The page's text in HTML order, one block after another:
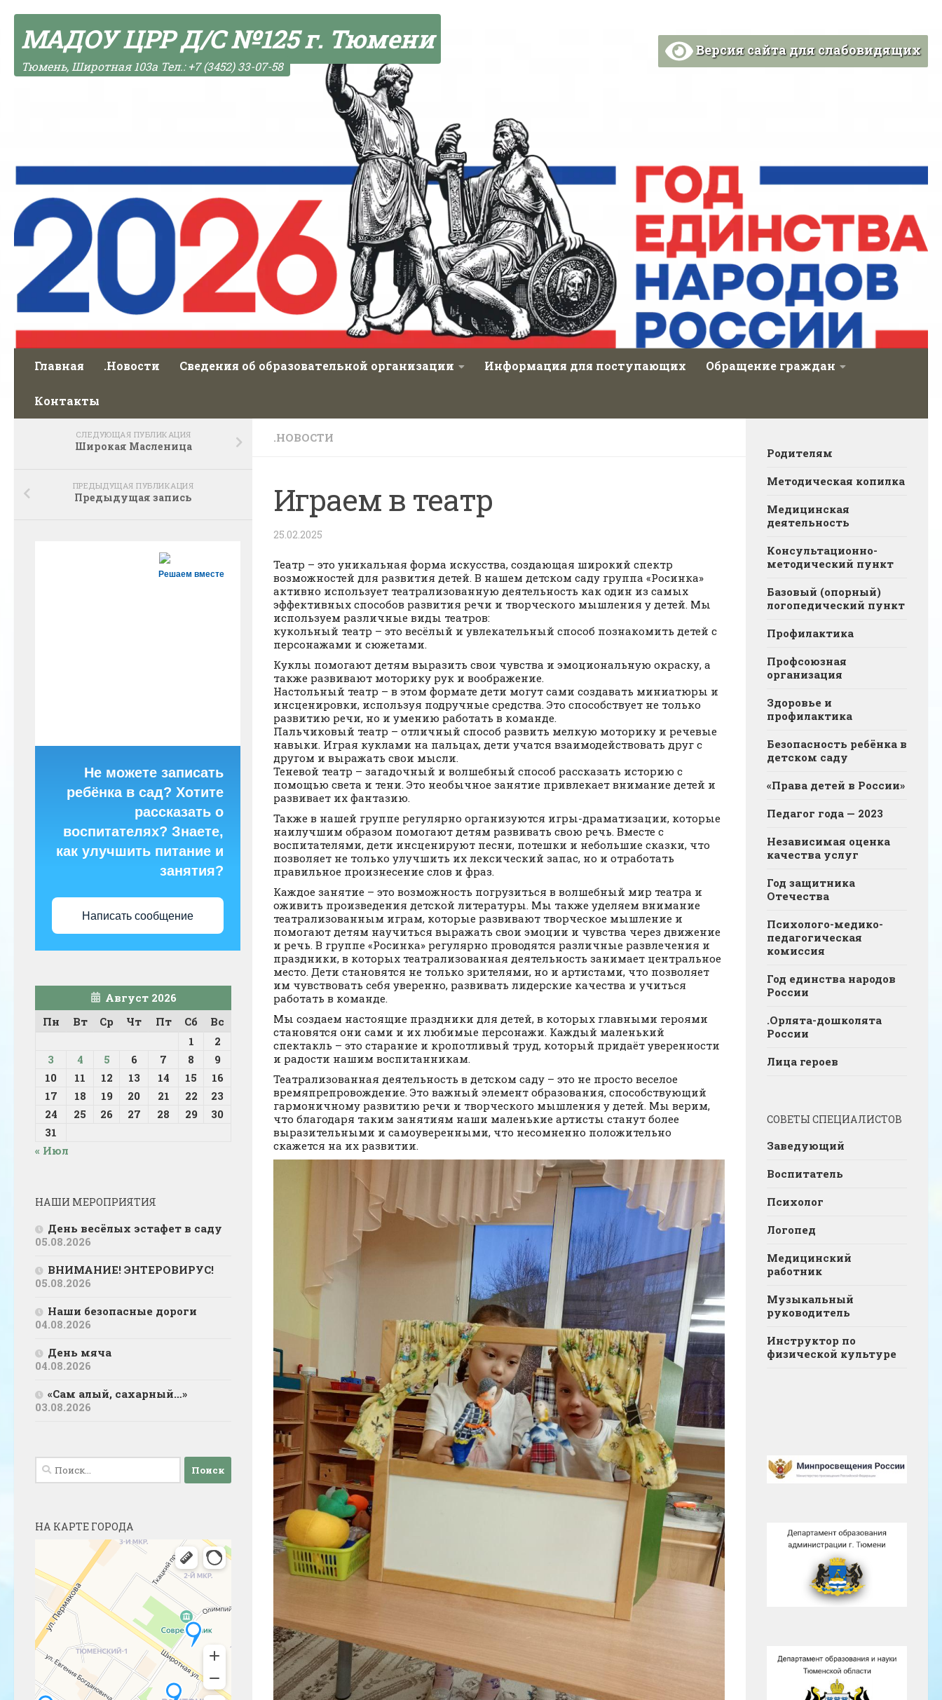
МАДОУ ЦРР Д/С №125 г. Тюмени
Тюмень, Широтная 103а Тел.: +7 (3452) 33-07-58
Версия сайта для слабовидящих
Главная .Новости Сведения об образовательной организации Информация для поступающих Обращение граждан
Контакты
.НОВОСТИ
Играем в театр
25.02.2025
Театр – это уникальная форма искусства, создающая широкий спектр
возможностей для развития детей. В нашем детском саду группа «Росинка»
активно использует театрализованную деятельность как один из самых
эффективных способов развития речи и творческого мышления у детей. Мы
используем различные виды театров:
кукольный театр – это весёлый и увлекательный способ познакомить детей с
персонажами и сюжетами.
Куклы помогают детям выразить свои чувства и эмоциональную окраску, а
также развивают моторику рук и воображение.
Настольный театр – в этом формате дети могут сами создавать миниатюры и
инсценировки, используя подручные средства. Это способствует не только
развитию речи, но и умению работать в команде.
Пальчиковый театр – отличный способ развить мелкую моторику и речевые
навыки. Играя куклами на пальцах, дети учатся взаимодействовать друг с
другом и выражать свои мысли.
Теневой театр – загадочный и волшебный способ рассказать историю с
помощью света и тени. Это необычное занятие привлекает внимание детей и
развивает их фантазию.
Также в нашей группе регулярно организуются игры-драматизации, которые
наилучшим образом помогают детям развивать свою речь. Вместе с
воспитателями, дети инсценируют песни, потешки и небольшие сказки, что
позволяет не только улучшить их лексический запас, но и отработать
правильное произнесение слов и фраз.
Каждое занятие – это возможность погрузиться в волшебный мир театра и
оживить произведения детской литературы. Мы также уделяем внимание
театрализованным играм, которые развивают творческое мышление и
помогают детям научиться выражать свои эмоции и чувства через движение
и речь. В группе «Росинка» регулярно проводятся различные развлечения и
праздники, в которых театрализованная деятельность занимает центральное
место. Дети становятся не только зрителями, но и артистами, что позволяет
им чувствовать себя уверенно, развивать лидерские качества и учиться
работать в команде.
Мы создаем настоящие праздники для детей, в которых главными героями
становятся они сами и их любимые персонажи. Каждый маленький
спектакль – это старание и кропотливый труд, который придаёт уверенности
и радости нашим воспитанникам.
Театрализованная деятельность в детском саду – это не просто веселое
времяпрепровождение. Это важный элемент образования, способствующий
гармоничному развитию речи и творческого мышления у детей. Мы верим,
что благодаря таким занятиям наши маленькие артисты станут более
выразительными и самоуверенными, что несомненно положительно
скажется на их развитии.
СЛЕДУЮЩАЯ ПУБЛИКАЦИЯ
Широкая Масленица
ПРЕДЫДУЩАЯ ПУБЛИКАЦИЯ
Предыдущая запись
Решаем вместе
Не можете записать
ребёнка в сад? Хотите
рассказать о
воспитателях? Знаете,
как улучшить питание и
занятия?
Написать сообщение
Август 2026
Пн
Вт Ср Чт Пт Сб
Вс
1
2
3
4 5 6 7 8
9
10
11 12 13 14 15
16
17
18 19 20 21 22
23
24
25 26 27 28 29
30
31
« Июл
НАШИ МЕРОПРИЯТИЯ
День весёлых эстафет в саду
05.08.2026
ВНИМАНИЕ! ЭНТЕРОВИРУС!
05.08.2026
Наши безопасные дороги
04.08.2026
День мяча
04.08.2026
«Сам алый, сахарный…»
03.08.2026
Найти:
НА КАРТЕ ГОРОДА
Родителям
Методическая копилка
Медицинская
деятельность
Консультационно-
методический пункт
Базовый (опорный)
логопедический пункт
Профилактика
Профсоюзная
организация
Здоровье и
профилактика
Безопасность ребёнка в
детском саду
«Права детей в России»
Педагог года — 2023
Независимая оценка
качества услуг
Год защитника
Отечества
Психолого-медико-
педагогическая
комиссия
Год единства народов
России
.Орлята-дошколята
России
Лица героев
СОВЕТЫ СПЕЦИАЛИСТОВ
Заведующий
Воспитатель
Психолог
Логопед
Медицинский
работник
Музыкальный
руководитель
Инструктор по
физической культуре